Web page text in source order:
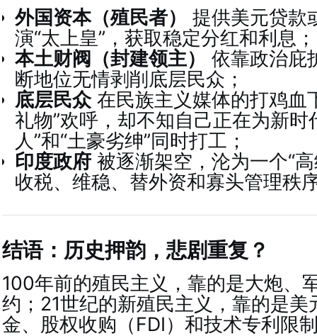
外国资本（殖民者）
提供美元贷款
演“太上皇”，获取稳定分红和利息；
本土财阀（封建领主）
依靠政治庇
断地位无情剥削底层民众；
底层民众在民族主义媒体的打鸡血
礼物”欢呼，却不知自己正在为新时
人”和“土豪劣绅”同时打工；
印度政府 被逐渐架空，沦为一个“
收税、维稳、替外资和寡头管理秩
结语：历史押韵，悲剧重复？
100年前的殖民主义，靠的是大炮、
约；21世纪的新殖民主义，靠的是美
金、股权收购（FDI）和技术专利限